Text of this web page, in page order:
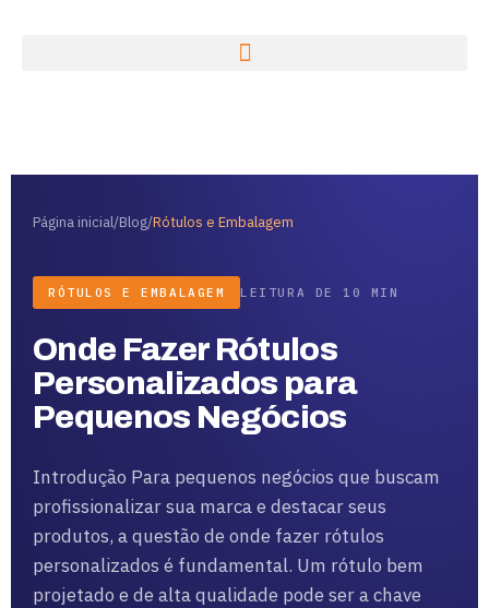
Página inicial/Blog/Rótulos e Embalagem
RÓTULOS E EMBALAGEM LEITURA DE 10 MIN
Onde Fazer Rótulos
Personalizados para
Pequenos Negócios
Introdução Para pequenos negócios que buscam
profissionalizar sua marca e destacar seus
produtos, a questão de onde fazer rótulos
personalizados é fundamental. Um rótulo bem
projetado e de alta qualidade pode ser a chave